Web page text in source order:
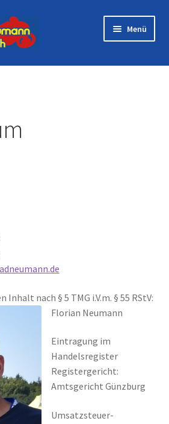
Menü
nach § 5 TMG i.V.m. § 55 RStV:
Florian Neumann
Eintragung im
Handelsregister
Registergericht:
Amtsgericht Günzburg
Umsatzsteuer-